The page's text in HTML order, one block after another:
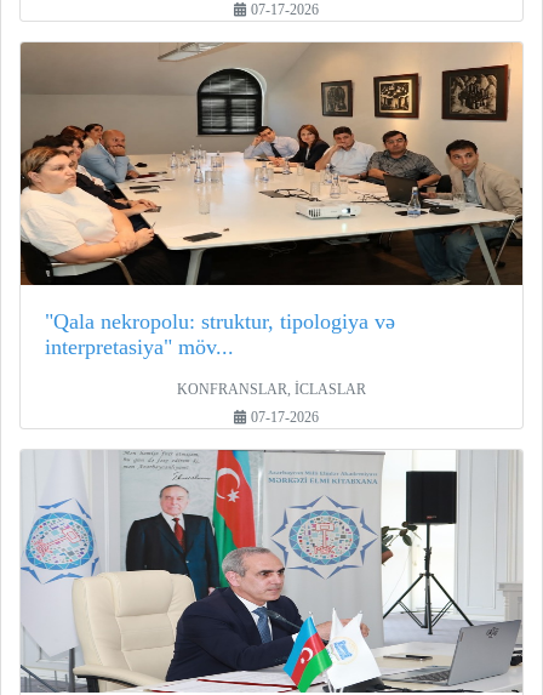
07-17-2026
"Qala nekropolu: struktur, tipologiya və
interpretasiya" möv...
KONFRANSLAR, İCLASLAR
07-17-2026